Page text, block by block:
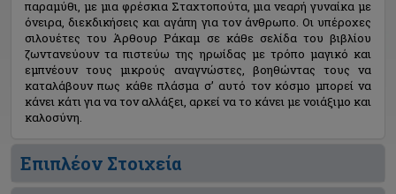
παραμύθι, με μια φρέσκια Σταχτοπούτα, μια νεαρή γυναίκα με
όνειρα, διεκδικήσεις και αγάπη για τον άνθρωπο. Οι υπέροχες
σιλουέτες του Άρθουρ Ράκαμ σε κάθε σελίδα του βιβλίου
ζωντανεύουν τα πιστεύω της ηρωίδας με τρόπο μαγικό και
εμπνέουν τους μικρούς αναγνώστες, βοηθώντας τους να
καταλάβουν πως κάθε πλάσμα σ’ αυτό τον κόσμο μπορεί να
κάνει κάτι για να τον αλλάξει, αρκεί να το κάνει με νοιάξιμο και
καλοσύνη.
Επιπλέον Στοιχεία